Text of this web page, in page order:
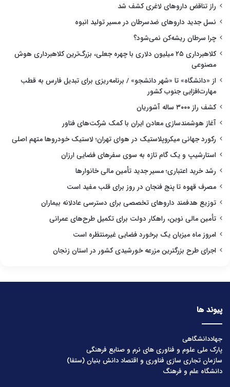
راز تناقض داروهای لاغری کشف شد
نسل جدید داروهای ضدسرطان در مسیر تولید انبوه
چرا سرطان ریشه‌کن نمی‌شود؟
کلاهبرداری ۲۵ میلیون دلاری با چهره جعلی، بزرگ‌ترین کلاهبرداری هوش
مصنوعی
از «دانشگاه» تا «شهر دانشجو» / برنامه‌ریزی برای تبدیل فارس به قطب
مهارت‌افزایی جنوب کشور
کشف راز ۳۰۰۰ ساله آشوریان
آغاز هوشمندسازی معادن ایران با کمک شرکت‌های فناور
رکورد جهانی میکروپلاستیک در هوای تهران؛ لاستیک خودروها متهم اصلی
استارشیپ و یک گام تازه به سوی سفرهای فضایی ارزان
رشد خرید اعتباری؛ مسیر جدید تأمین مالی خانوارها
مصرف قهوه تا پنج فنجان در روز برای قلب مفید است
توزیع هدفمند داروهای تخصصی برای دسترسی عادلانه بیماران
تأمین مالی نوین، راهکار دولت برای تکمیل طرح‌های عمرانی
امروز ماه میزبان یک برخورد فضایی غیرمنتظره است
اجرای طرح بزرگترین مزرعه خورشیدی کشور در استان زنجان
پیوند ها
جهاددانشگاهی
پارک ملی علوم و فناوری های نرم و صنایع فرهنگی
سازمان تجاری سازی فناوری و اقتصاد دانش بنیان (ستفا)
دانشگاه علم و فرهنگ